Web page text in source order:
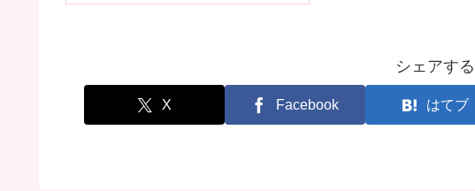
シェアする
X Facebook はてブ